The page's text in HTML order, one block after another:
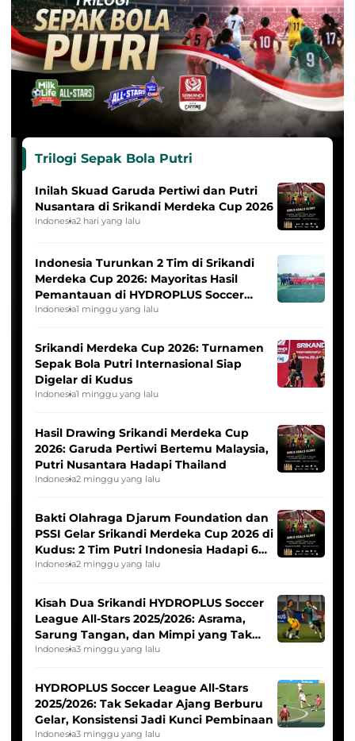
Trilogi Sepak Bola Putri
Inilah Skuad Garuda Pertiwi dan Putri
Nusantara di Srikandi Merdeka Cup 2026
Indonesia2 hari yang lalu
Indonesia Turunkan 2 Tim di Srikandi
Merdeka Cup 2026: Mayoritas Hasil
Pemantauan di HYDROPLUS Soccer
League
Indonesia1 minggu yang lalu
Srikandi Merdeka Cup 2026: Turnamen
Sepak Bola Putri Internasional Siap
Digelar di Kudus
Indonesia1 minggu yang lalu
Hasil Drawing Srikandi Merdeka Cup
2026: Garuda Pertiwi Bertemu Malaysia,
Putri Nusantara Hadapi Thailand
Indonesia2 minggu yang lalu
Bakti Olahraga Djarum Foundation dan
PSSI Gelar Srikandi Merdeka Cup 2026 di
Kudus: 2 Tim Putri Indonesia Hadapi 6
Tim Asia
Indonesia2 minggu yang lalu
Kisah Dua Srikandi HYDROPLUS Soccer
League All-Stars 2025/2026: Asrama,
Sarung Tangan, dan Mimpi yang Tak
Pernah Padam
Indonesia3 minggu yang lalu
HYDROPLUS Soccer League All-Stars
2025/2026: Tak Sekadar Ajang Berburu
Gelar, Konsistensi Jadi Kunci Pembinaan
Indonesia3 minggu yang lalu